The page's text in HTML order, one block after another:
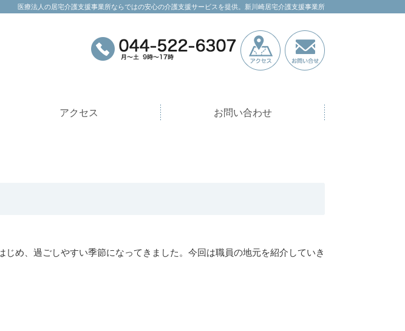
医療法人の居宅介護支援事業所ならではの安心の介護支援サービスを提供。新川崎居宅介護支援事業所
アクセス お問い合わせ
め、過ごしやすい季節になってきました。今回は職員の地元を紹介していき